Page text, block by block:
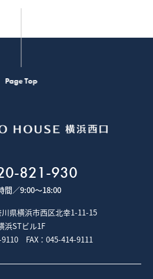
Page Top
821-930
間／9:00～18:00
川県横浜市西区北幸1-11-15
浜STビル1F
FAX：045-414-9111